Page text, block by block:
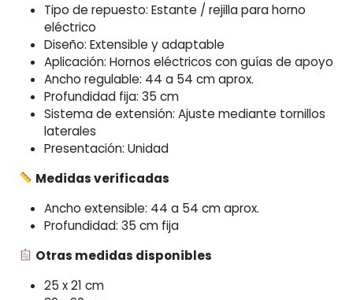
Tipo de repuesto: Estante / rejilla para horno
eléctrico
Diseño: Extensible y adaptable
Aplicación: Hornos eléctricos con guías de apoyo
Ancho regulable: 44 a 54 cm aprox.
Profundidad fija: 35 cm
Sistema de extensión: Ajuste mediante tornillos
laterales
Presentación: Unidad
Medidas verificadas
Ancho extensible: 44 a 54 cm aprox.
Profundidad: 35 cm fija
Otras medidas disponibles
25 x 21 cm